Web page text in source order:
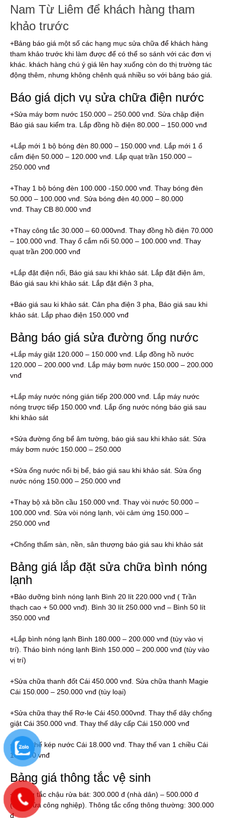
Nam Từ Liêm để khách hàng tham
khảo trước
+Bảng báo giá một số các hạng mục sửa chữa để khách hàng
tham khảo trước khi làm được để có thể so sánh với các đơn vị
khác. khách hàng chú ý giá lên hay xuống còn do thị trường tác
động thêm, nhưng không chênh quá nhiều so với bảng báo giá.
Báo giá dịch vụ sửa chữa điện nước
+Sửa máy bơm nước 150.000 – 250.000 vnđ. Sửa chập điện
Báo giá sau kiểm tra. Lắp đồng hồ điện 80.000 – 150.000 vnđ
+Lắp mới 1 bộ bóng đèn 80.000 – 150.000 vnđ. Lắp mới 1 ổ
cắm điện 50.000 – 120.000 vnđ. Lắp quạt trần 150.000 –
250.000 vnđ
+Thay 1 bộ bóng đèn 100.000 -150.000 vnđ. Thay bóng đèn
50.000 – 100.000 vnđ. Sửa bóng đèn 40.000 – 80.000
vnđ. Thay CB 80.000 vnđ
+Thay công tắc 30.000 – 60.000vnđ. Thay đồng hồ điện 70.000
– 100.000 vnđ. Thay ổ cắm nổi 50.000 – 100.000 vnđ. Thay
quạt trần 200.000 vnđ
+Lắp đặt điện nổi, Báo giá sau khi khảo sát. Lắp đặt điện âm,
Báo giá sau khi khảo sát. Lắp đặt điện 3 pha,
+Báo giá sau ki khảo sát. Cân pha điện 3 pha, Báo giá sau khi
khảo sát. Lắp phao điện 150.000 vnđ
Bảng báo giá sửa đường ống nước
+Lắp máy giặt 120.000 – 150.000 vnđ. Lắp đồng hồ nước
120.000 – 200.000 vnđ. Lắp máy bơm nước 150.000 – 200.000
vnđ
+Lắp máy nước nóng gián tiếp 200.000 vnđ. Lắp máy nước
nóng trược tiếp 150.000 vnđ. Lắp ống nước nóng báo giá sau
khi khảo sát
+Sửa đường ống bể âm tường, báo giá sau khi khảo sát. Sửa
máy bơm nước 150.000 – 250.000
+Sửa ống nước nổi bị bể, báo giá sau khi khảo sát. Sửa ống
nước nóng 150.000 – 250.000 vnđ
+Thay bộ xả bồn cầu 150.000 vnđ. Thay vòi nước 50.000 –
100.000 vnđ. Sửa vòi nóng lạnh, vòi cảm ứng 150.000 –
250.000 vnđ
+Chống thấm sàn, nền, sân thượng báo giá sau khi khảo sát
Bảng giá lắp đặt sửa chữa bình nóng
lạnh
+Bảo dưỡng bình nóng lạnh Bình 20 lít 220.000 vnđ ( Trần
thạch cao + 50.000 vnđ). Bình 30 lít 250.000 vnđ – Bình 50 lít
350.000 vnđ
+Lắp bình nóng lạnh Bình 180.000 – 200.000 vnđ (tùy vào vị
trí). Tháo bình nóng lạnh Bình 150.000 – 200.000 vnđ (tùy vào
vị trí)
+Sửa chữa thanh đốt Cái 450.000 vnđ. Sửa chữa thanh Magie
Cái 150.000 – 250.000 vnđ (tùy loại)
+Sửa chữa thay thế Rơ-le Cái 450.000vnđ. Thay thế dây chống
giật Cái 350.000 vnđ. Thay thế dây cấp Cái 150.000 vnđ
+Thay thế kép nước Cái 18.000 vnđ. Thay thế van 1 chiều Cái
150.000 vnđ
Bảng giá thông tắc vệ sinh
+Thông tắc chậu rửa bát: 300.000 đ (nhà dân) – 500.000 đ
(chậu rửa công nghiệp). Thông tắc cống thông thường: 300.000
đ